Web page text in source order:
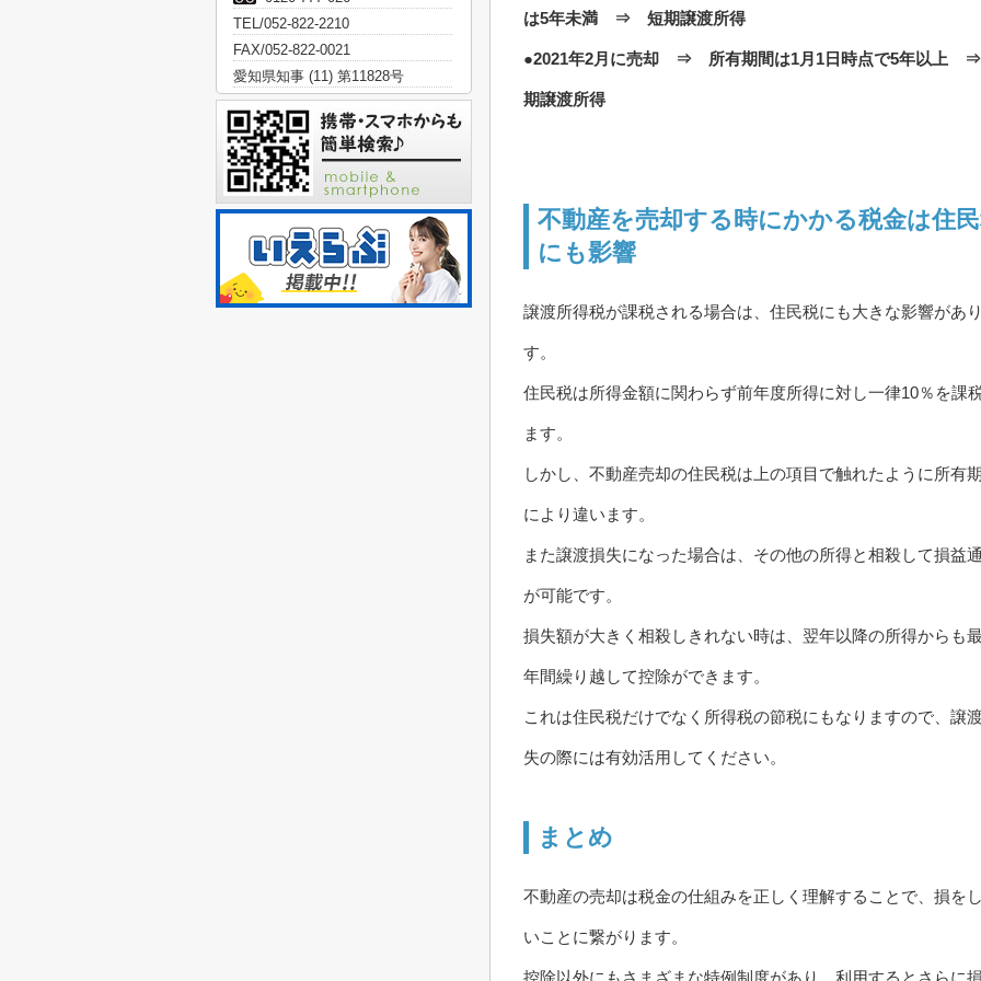
は5年未満 ⇒ 短期譲渡所得
●2021年2月に売却 ⇒ 所有期間は1月1日時点で5年以上
期譲渡所得
不動産を売却する時にかかる税金は住
にも影響
譲渡所得税が課税される場合は、住民税にも大きな影響があ
す。
住民税は所得金額に関わらず前年度所得に対し一律10％を課
ます。
しかし、不動産売却の住民税は上の項目で触れたように所有
により違います。
また譲渡損失になった場合は、その他の所得と相殺して損益
が可能です。
損失額が大きく相殺しきれない時は、翌年以降の所得からも
年間繰り越して控除ができます。
これは住民税だけでなく所得税の節税にもなりますので、譲
失の際には有効活用してください。
まとめ
不動産の売却は税金の仕組みを正しく理解することで、損を
いことに繋がります。
控除以外にもさまざまな特例制度があり、利用するとさらに
TEL/052-822-2210
FAX/052-822-0021
愛知県知事 (11) 第11828号